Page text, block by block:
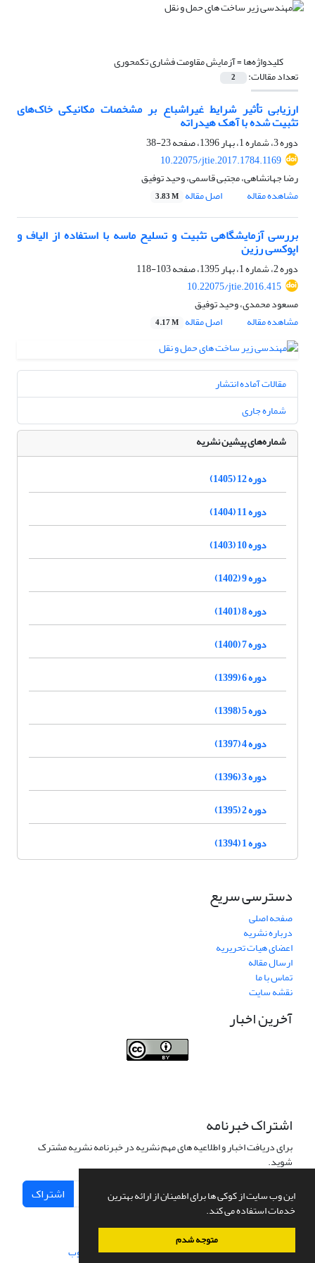
این وب سایت از کوکی ها برای اطمینان از ارائه بهترین
خدمات استفاده می کند.
متوجه شدم
کلیدواژه‌ها =آزمایش مقاومت فشاری تک‏محوری
تعداد مقالات: 2
ارزیابی تأثیر شرایط غیراشباع بر مشخصات مکانیکی خاک‌های
تثبیت شده با آهک هیدراته
دوره 3، شماره 1، بهار 1396، صفحه
23-38
10.22075/jtie.2017.1784.1169
رضا جهانشاهی، مجتبی قاسمی، وحید توفیق
مشاهده مقاله
اصل مقاله 3.83 M
بررسی آزمایشگاهی تثبیت و تسلیح ماسه با استفاده از الیاف و
اپوکسی رزین
دوره 2، شماره 1، بهار 1395، صفحه
103-118
10.22075/jtie.2016.415
مسعود محمدی، وحید توفیق
مشاهده مقاله
اصل مقاله 4.17 M
مقالات آماده انتشار
شماره جاری
شماره‌های پیشین نشریه
دوره 12 (1405)
دوره 11 (1404)
دوره 10 (1403)
دوره 9 (1402)
دوره 8 (1401)
دوره 7 (1400)
دوره 6 (1399)
دوره 5 (1398)
دوره 4 (1397)
دوره 3 (1396)
دوره 2 (1395)
دوره 1 (1394)
دسترسی سریع
صفحه اصلی
درباره نشریه
اعضای هیات تحریریه
ارسال مقاله
تماس با ما
نقشه سایت
آخرین اخبار
اشتراک خبرنامه
برای دریافت اخبار و اطلاعیه های مهم نشریه در خبرنامه نشریه مشترک
شوید.
اشتراک
سامانه مدیریت نشریات علمی.طراحی و پیاده سازی از سیناوب